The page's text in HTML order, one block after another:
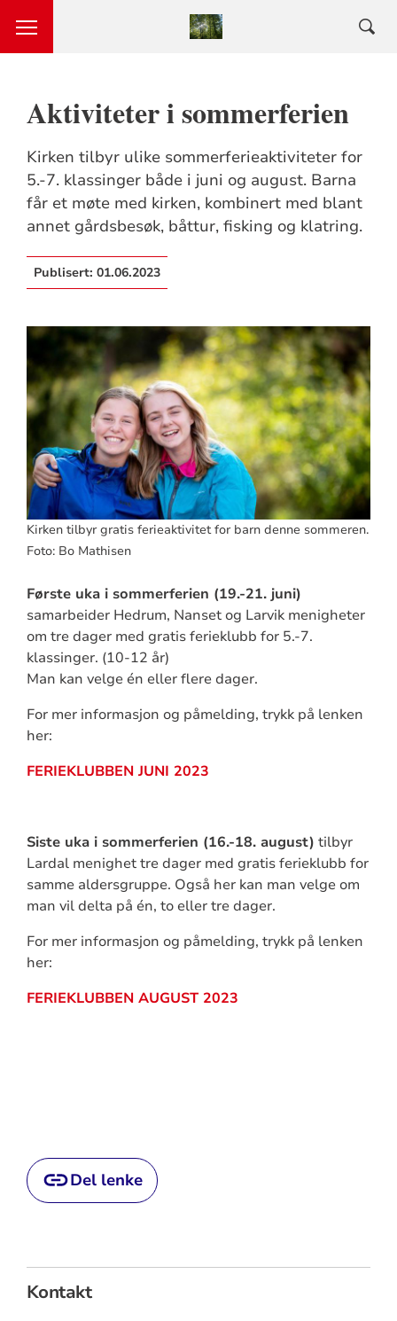
Aktiviteter i sommerferien
Kirken tilbyr ulike sommerferieaktiviteter for
5.-7. klassinger både i juni og august. Barna
får et møte med kirken, kombinert med blant
annet gårdsbesøk, båttur, fisking og klatring.
Publisert: 01.06.2023
Kirken tilbyr gratis ferieaktivitet for barn denne sommeren.
Foto: Bo Mathisen
Første uka i sommerferien (19.-21. juni)
samarbeider Hedrum, Nanset og Larvik menigheter
om tre dager med gratis ferieklubb for 5.-7.
klassinger. (10-12 år)
Man kan velge én eller flere dager.
For mer informasjon og påmelding, trykk på lenken
her:
FERIEKLUBBEN JUNI 2023
Siste uka i sommerferien (16.-18. august) tilbyr
Lardal menighet tre dager med gratis ferieklubb for
samme aldersgruppe. Også her kan man velge om
man vil delta på én, to eller tre dager.
For mer informasjon og påmelding, trykk på lenken
her:
FERIEKLUBBEN AUGUST 2023
Del lenke
Kontakt